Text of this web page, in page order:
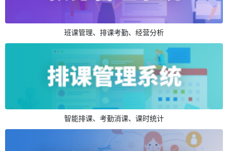
班课管理、排课考勤、经营分析
智能排课、考勤消课、课时统计